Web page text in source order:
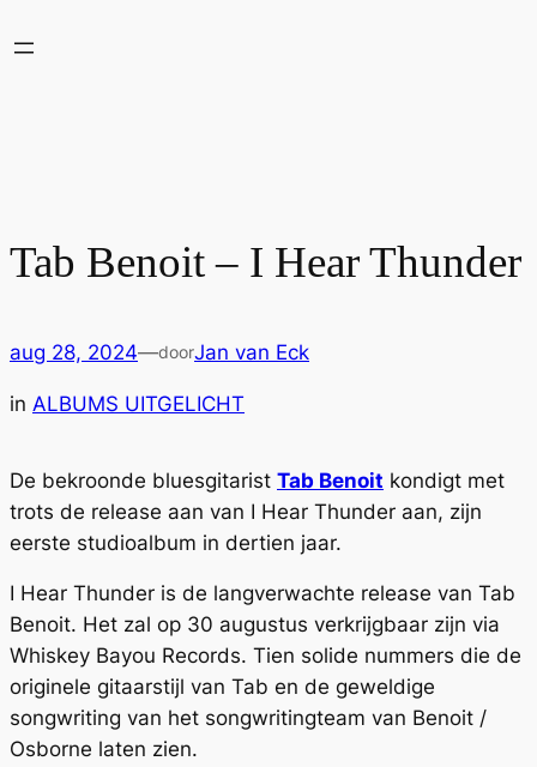
naar
Tab Benoit – I Hear Thunder
aug 28, 2024—doorJan van Eck
in ALBUMS UITGELICHT
De bekroonde bluesgitarist Tab Benoit kondigt met
trots de release aan van I Hear Thunder aan, zijn
eerste studioalbum in dertien jaar.
I Hear Thunder is de langverwachte release van Tab
Benoit. Het zal op 30 augustus verkrijgbaar zijn via
Whiskey Bayou Records. Tien solide nummers die de
originele gitaarstijl van Tab en de geweldige
songwriting van het songwritingteam van Benoit /
Osborne laten zien.